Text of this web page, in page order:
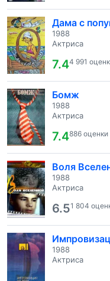
Дама с
1988
Актриса
7.44 991
Бомж
1988
Актриса
7.4886 оценки
Воля
1988
Актриса
6.51 804
1988
Актриса